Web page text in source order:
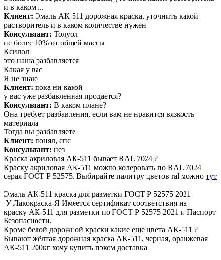
и в каком ...
Клиент: Эмаль АК-511 дорожная краска, уточнить какой
растворитель и в каком количестве нужен
Консультант: Толуол
не более 10% от общей массы
Ксилол
это наша разбавляется
Какая у вас
Я не знаю
Клиент: пока ни какой
у вас уже разбавленная продается?
Консультант: В каком плане?
Она требует разбавления, если вам не нравится вязкость
материала
Тогда вы разбавляете
Клиент: понял, спс
Консультант: нез
Краска акриловая АК-511 бывает RAL 7024 ?
Краску акриловая АК-511 можно колеровать по RAL 7024
серая ГОСТ Р 52575. Выбирайте палитру цветов ral можно тут
Эмаль АК-511 краска для разметки ГОСТ Р 52575 2021
У Лакокраска-Я Имеется сертификат соответствия на
краску АК-511 для разметки по ГОСТ Р 52575 2021 и Паспорт
Безопасности.
Кроме белой дорожной краски какие еще цвета АК-511 ?
Бывают жёлтая дорожная краска АК-511, черная, оранжевая
АК-511 200кг хочу купить пэком доставка